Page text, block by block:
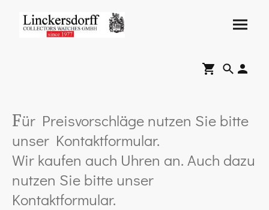
Für Preisvorschläge nutzen Sie bitte
unser Kontaktformular.
Wir kaufen auch Uhren an. Auch dazu
nutzen Sie bitte unser
Kontaktformular.